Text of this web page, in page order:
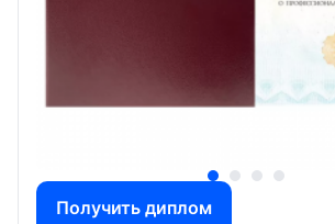
Получить диплом